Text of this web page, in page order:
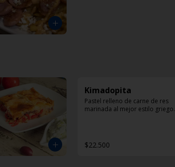
Kimadopita
Pastel relleno de carne de res
marinada al mejor estilo griego.
$22.500